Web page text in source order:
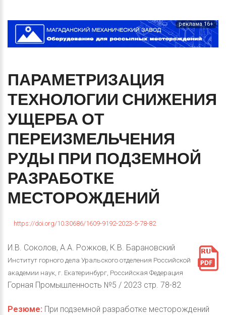
реклама 16+
ПАРАМЕТРИЗАЦИЯ
ТЕХНОЛОГИИ СНИЖЕНИЯ
УЩЕРБА ОТ
ПЕРЕИЗМЕЛЬЧЕНИЯ
РУДЫ ПРИ ПОДЗЕМНОЙ
РАЗРАБОТКЕ
МЕСТОРОЖДЕНИЙ
https://doi.org/10.30686/1609-9192-2023-5-78-82
И.В. Соколов, А.А. Рожков, К.В. Барановский
Институт горного дела Уральского отделения Российской
академии наук, г. Екатеринбург, Российская Федерация
Горная Промышленность №5 / 2023 стр. 78-82
Резюме: При подземной разработке месторождений